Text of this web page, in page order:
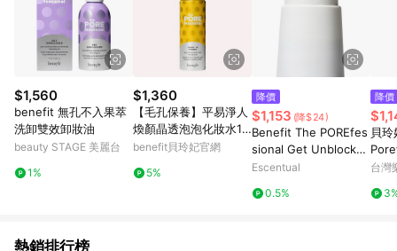
$1,560
benefit 無孔不入果萃
洗卸雙效卸妝油
beauty STAGE 美麗台
1%
$1,360
【毛孔保養】平易淨人
煥顏晶透泡泡化妝水13
3ml- Benefit貝玲妃
benefit貝玲妃官網
5%
降價
$1,153 (降$24)
Benefit The POREfes
sional Get Unblocked
- Pore clearing Make
ng Oil 147ml
Escentual
0.5%
降價
貝
重定
台灣
熱銷排行榜